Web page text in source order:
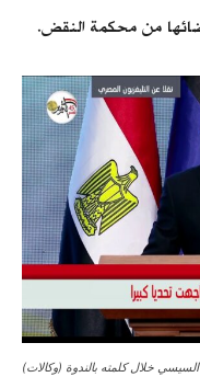
السيسي خلال كلمته بالندوة (وكالات)